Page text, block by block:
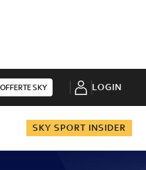
OFFERTE SKY LOGIN
SKY SPORT INSIDER